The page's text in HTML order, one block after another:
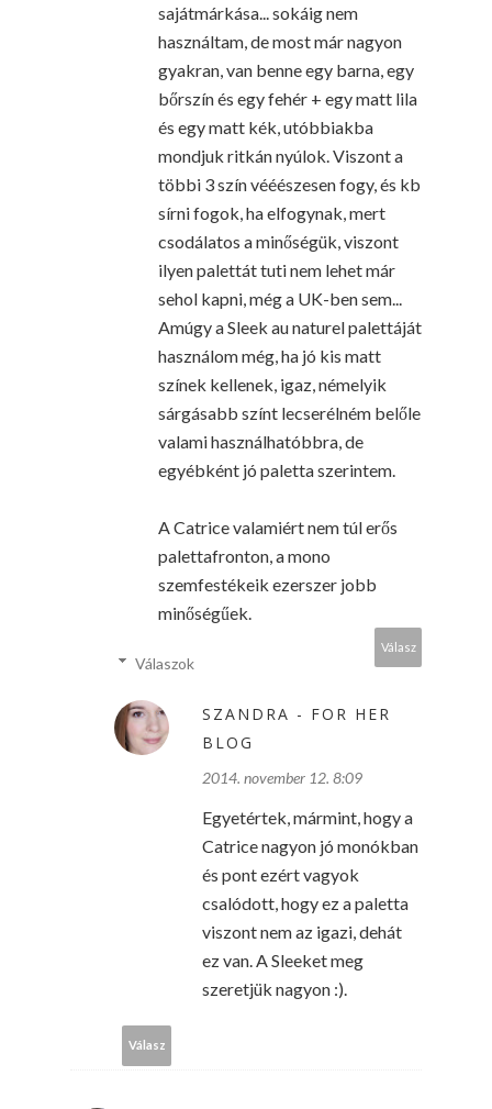
sajátmárkása... sokáig nem
használtam, de most már nagyon
gyakran, van benne egy barna, egy
bőrszín és egy fehér + egy matt lila
és egy matt kék, utóbbiakba
mondjuk ritkán nyúlok. Viszont a
többi 3 szín vééészesen fogy, és kb
sírni fogok, ha elfogynak, mert
csodálatos a minőségük, viszont
ilyen palettát tuti nem lehet már
sehol kapni, még a UK-ben sem...
Amúgy a Sleek au naturel palettáját
használom még, ha jó kis matt
színek kellenek, igaz, némelyik
sárgásabb színt lecserélném belőle
valami használhatóbbra, de
egyébként jó paletta szerintem.
A Catrice valamiért nem túl erős
palettafronton, a mono
szemfestékeik ezerszer jobb
minőségűek.
Válasz
Válaszok
SZANDRA - FOR HER
BLOG
2014. november 12. 8:09
Egyetértek, mármint, hogy a
Catrice nagyon jó monókban
és pont ezért vagyok
csalódott, hogy ez a paletta
viszont nem az igazi, dehát
ez van. A Sleeket meg
szeretjük nagyon :).
Válasz